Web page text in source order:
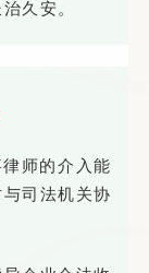
久安。
师的介入能
司法机关协